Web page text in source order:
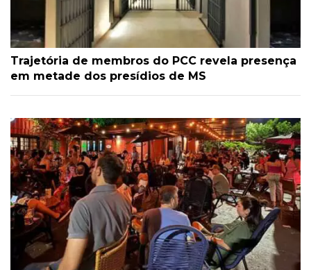
Trajetória de membros do PCC revela presença
em metade dos presídios de MS